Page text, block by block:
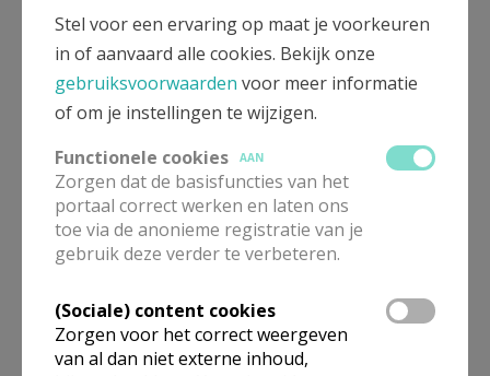
parochieadministrator
De heer Sven Bosmans
Warandestraat 24
1770 Liedekerke
Stel voor een ervaring op maat je voorkeuren
in of aanvaard alle cookies. Bekijk onze
gebruiksvoorwaarden voor meer informatie
of om je instellingen te wijzigen.
Functionele cookies
AAN
Zorgen dat de basisfuncties van het
portaal correct werken en laten ons
toe via de anonieme registratie van je
gebruik deze verder te verbeteren.
(Sociale) content cookies
Zorgen voor het correct weergeven
van al dan niet externe inhoud,